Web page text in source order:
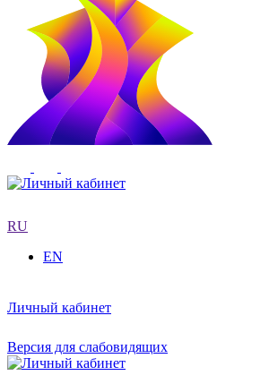
RU
EN
Личный кабинет
Версия для слабовидящих